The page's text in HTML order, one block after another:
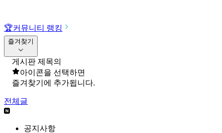
🏆커뮤니티 랭킹
즐겨찾기
게시판 제목의
아이콘을 선택하면
즐겨찾기에 추가됩니다.
전체글
공지사항